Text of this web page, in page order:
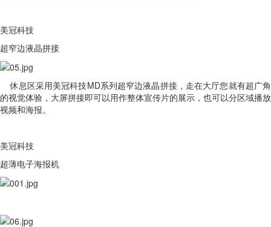
美冠科技
超窄边液晶拼接
休息区采用美冠科技MD系列超窄边液晶拼接，走在大厅您就有超广角
的视觉体验，大屏拼接即可以用作整体宣传片的展示，也可以分区域播放
视频和海报。
美冠科技
超薄电子海报机